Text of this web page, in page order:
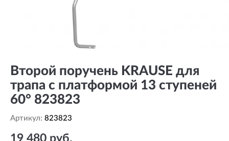
Второй поручень KRAUSE для
трапа с платформой 13 ступеней
60° 823823
Артикул: 823823
19 480 руб.